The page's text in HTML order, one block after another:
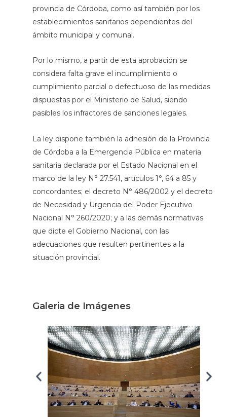
provincia de Córdoba, como así también por los
establecimientos sanitarios dependientes del
ámbito municipal y comunal.
Por lo mismo, a partir de esta aprobación se
considera falta grave el incumplimiento o
cumplimiento parcial o defectuoso de las medidas
dispuestas por el Ministerio de Salud, siendo
pasibles los infractores de sanciones legales.
La ley dispone también la adhesión de la Provincia
de Córdoba a la Emergencia Pública en materia
sanitaria declarada por el Estado Nacional en el
marco de la ley N° 27.541, artículos 1°, 64 a 85 y
concordantes; el decreto N° 486/2002 y el decreto
de Necesidad y Urgencia del Poder Ejecutivo
Nacional N° 260/2020; y a las demás normativas
que dicte el Gobierno Nacional, con las
adecuaciones que resulten pertinentes a la
situación provincial.
Galeria de Imágenes